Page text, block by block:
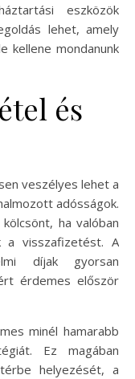
eszközök
lehet, amely
kellene mondanunk
és
veszélyes lehet a
adósságok.
ha valóban
a visszafizetést. A
díjak gyorsan
érdemes először
minél hamarabb
Ez magában
helyezését, a